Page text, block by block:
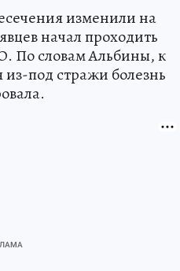
изменили на
начал проходить
По словам Альбины, к
под стражи болезнь